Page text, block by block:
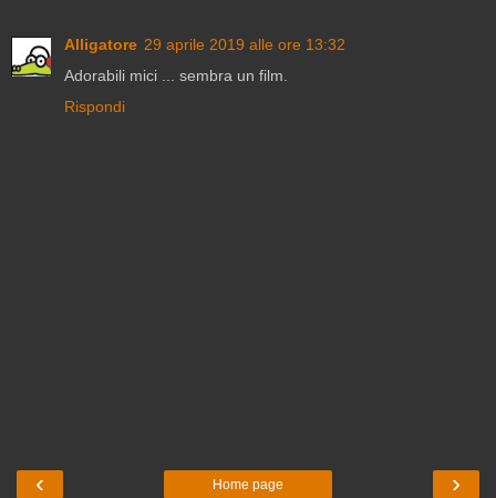
Alligatore 29 aprile 2019 alle ore 13:32
Adorabili mici ... sembra un film.
Rispondi
‹ ›
Home page